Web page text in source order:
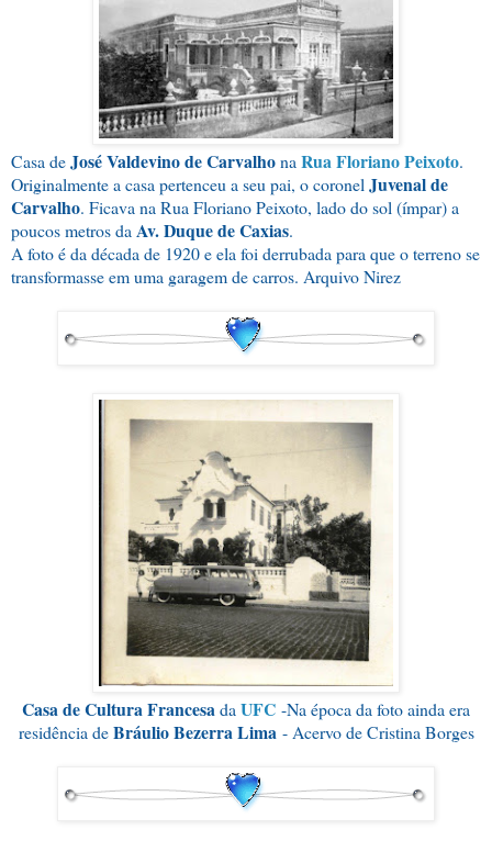
Casa deJosé Valdevino de Carvalhona Rua Floriano Peixoto.
Originalmente a casa pertenceu a seu pai, o coronel Juvenal de
Carvalho. Ficava na Rua Floriano Peixoto, lado do sol (ímpar) a
poucos metros da Av. Duque de Caxias.
A foto é da década de 1920 e ela foi derrubada para que o terreno se
transformasse em uma garagem de carros. Arquivo Nirez
Casa de Cultura Francesa da UFC -Na época da foto ainda era
residência deBráulio Bezerra Lima - Acervo de Cristina Borges